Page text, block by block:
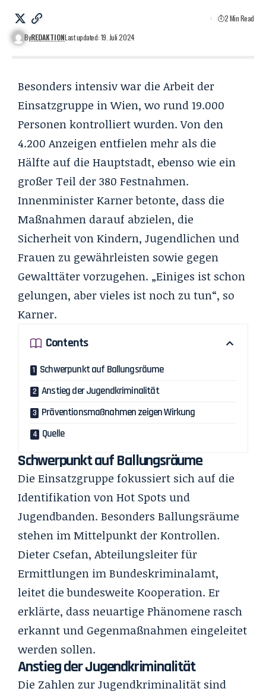
ByREDAKTIONLast updated: 19. Juli 2024
2 Min Read
Besonders intensiv war die Arbeit der
Einsatzgruppe in Wien, wo rund 19.000
Personen kontrolliert wurden. Von den
4.200 Anzeigen entfielen mehr als die
Hälfte auf die Hauptstadt, ebenso wie ein
großer Teil der 380 Festnahmen.
Innenminister Karner betonte, dass die
Maßnahmen darauf abzielen, die
Sicherheit von Kindern, Jugendlichen und
Frauen zu gewährleisten sowie gegen
Gewalttäter vorzugehen. „Einiges ist schon
gelungen, aber vieles ist noch zu tun“, so
Karner.
Contents
Schwerpunkt auf Ballungsräume
Anstieg der Jugendkriminalität
Präventionsmaßnahmen zeigen Wirkung
Quelle
Schwerpunkt auf Ballungsräume
Die Einsatzgruppe fokussiert sich auf die
Identifikation von Hot Spots und
Jugendbanden. Besonders Ballungsräume
stehen im Mittelpunkt der Kontrollen.
Dieter Csefan, Abteilungsleiter für
Ermittlungen im Bundeskriminalamt,
leitet die bundesweite Kooperation. Er
erklärte, dass neuartige Phänomene rasch
erkannt und Gegenmaßnahmen eingeleitet
werden sollen.
Anstieg der Jugendkriminalität
Die Zahlen zur Jugendkriminalität sind